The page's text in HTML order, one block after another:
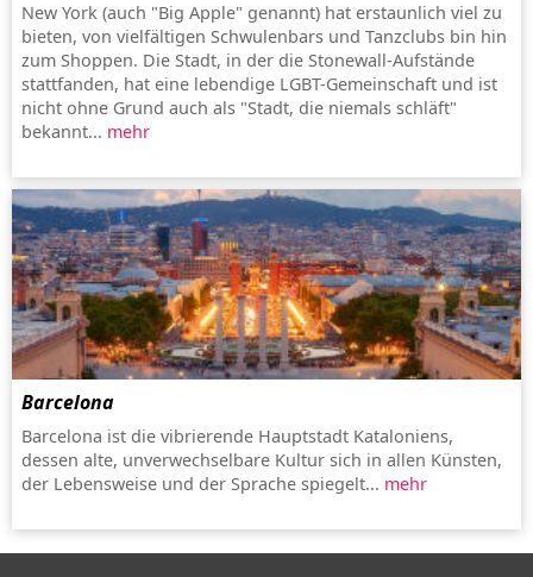
New York (auch "Big Apple" genannt) hat erstaunlich viel zu
bieten, von vielfältigen Schwulenbars und Tanzclubs bin hin
zum Shoppen. Die Stadt, in der die Stonewall-Aufstände
stattfanden, hat eine lebendige LGBT-Gemeinschaft und ist
nicht ohne Grund auch als "Stadt, die niemals schläft"
bekannt... mehr
Barcelona
Barcelona ist die vibrierende Hauptstadt Kataloniens,
dessen alte, unverwechselbare Kultur sich in allen Künsten,
der Lebensweise und der Sprache spiegelt... mehr